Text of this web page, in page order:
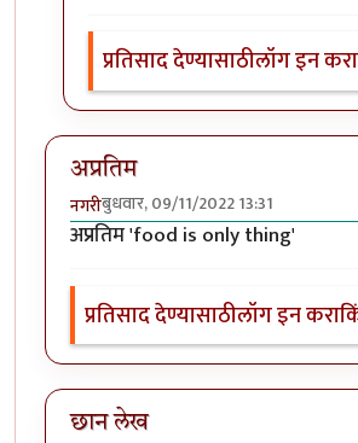
प्रतिसाद देण्यासाठीलॉग इन करा
अप्रतिम
नगरीबुधवार, 09/11/2022 13:31
अप्रतिम 'food is only thing'
प्रतिसाद देण्यासाठीलॉग इन करा
छान लेख